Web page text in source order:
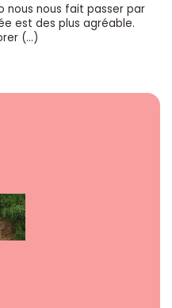
nous nous fait passer par
est des plus agréable.
(…)